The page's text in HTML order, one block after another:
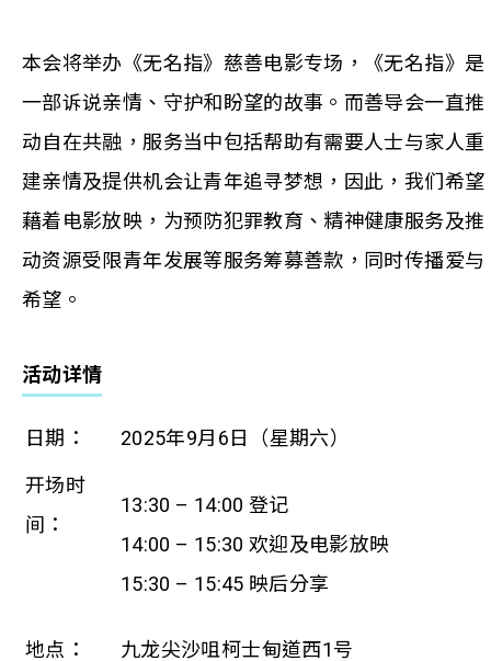
本会将举办《无名指》慈善电影专场，《无名指》是
一部诉说亲情、守护和盼望的故事。而善导会一直推
动自在共融，服务当中包括帮助有需要人士与家人重
建亲情及提供机会让青年追寻梦想，因此，我们希望
藉着电影放映，为预防犯罪教育、精神健康服务及推
动资源受限青年发展等服务筹募善款，同时传播爱与
希望。
活动详情
日期： 2025年9月6日（星期六）
开场时
间：
13:30 – 14:00 登记
14:00 – 15:30 欢迎及电影放映
15:30 – 15:45 映后分享
地点：
九龙尖沙咀柯士甸道西1号